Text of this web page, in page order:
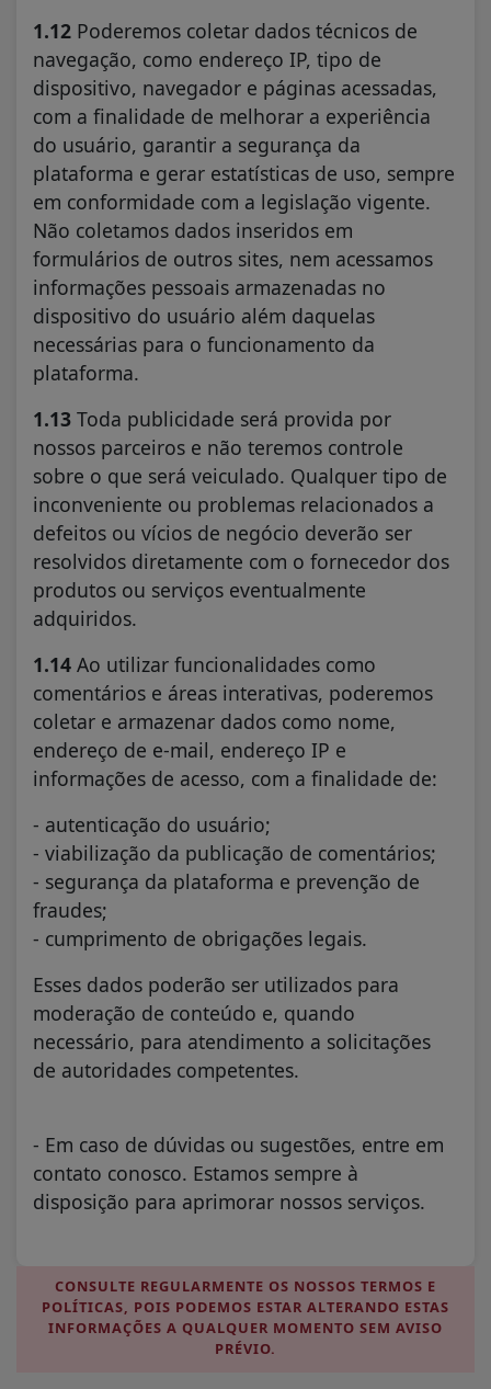
1.12 Poderemos coletar dados técnicos de
navegação, como endereço IP, tipo de
dispositivo, navegador e páginas acessadas,
com a finalidade de melhorar a experiência
do usuário, garantir a segurança da
plataforma e gerar estatísticas de uso, sempre
em conformidade com a legislação vigente.
Não coletamos dados inseridos em
formulários de outros sites, nem acessamos
informações pessoais armazenadas no
dispositivo do usuário além daquelas
necessárias para o funcionamento da
plataforma.
1.13 Toda publicidade será provida por
nossos parceiros e não teremos controle
sobre o que será veiculado. Qualquer tipo de
inconveniente ou problemas relacionados a
defeitos ou vícios de negócio deverão ser
resolvidos diretamente com o fornecedor dos
produtos ou serviços eventualmente
adquiridos.
1.14 Ao utilizar funcionalidades como
comentários e áreas interativas, poderemos
coletar e armazenar dados como nome,
endereço de e-mail, endereço IP e
informações de acesso, com a finalidade de:
- autenticação do usuário;
- viabilização da publicação de comentários;
- segurança da plataforma e prevenção de
fraudes;
- cumprimento de obrigações legais.
Esses dados poderão ser utilizados para
moderação de conteúdo e, quando
necessário, para atendimento a solicitações
de autoridades competentes.
- Em caso de dúvidas ou sugestões, entre em
contato conosco. Estamos sempre à
disposição para aprimorar nossos serviços.
CONSULTE REGULARMENTE OS NOSSOS TERMOS E
POLÍTICAS, POIS PODEMOS ESTAR ALTERANDO ESTAS
INFORMAÇÕES A QUALQUER MOMENTO SEM AVISO
PRÉVIO.